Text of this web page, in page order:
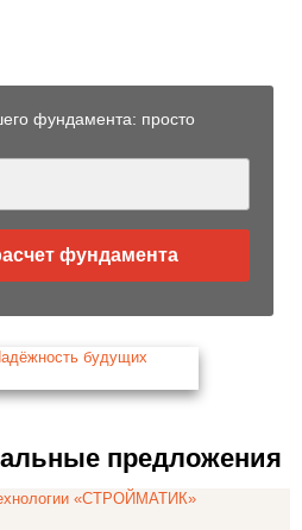
фундамента: просто
фундамента
предложения